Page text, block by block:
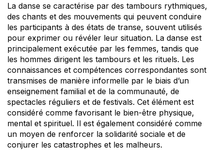
La danse se caractérise par des tambours rythmiques,
des chants et des mouvements qui peuvent conduire
les participants à des états de transe, souvent utilisés
pour exprimer ou révéler leur situation. La danse est
principalement exécutée par les femmes, tandis que
les hommes dirigent les tambours et les rituels. Les
connaissances et compétences correspondantes sont
transmises de manière informelle par le biais d’un
enseignement familial et de la communauté, de
spectacles réguliers et de festivals. Cet élément est
considéré comme favorisant le bien-être physique,
mental et spirituel. Il est également considéré comme
un moyen de renforcer la solidarité sociale et de
conjurer les catastrophes et les malheurs.